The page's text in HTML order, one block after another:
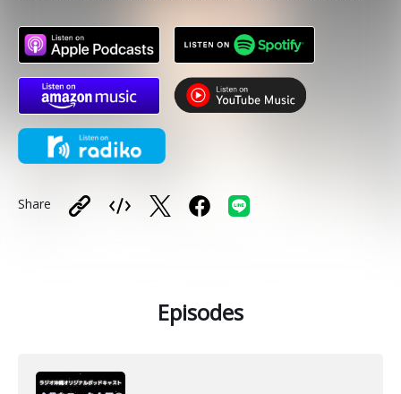
Share
Episodes